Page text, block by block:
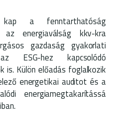
a fenntarthatóság
az energiaválság kkv-kra
gazdaság gyakorlati
ESG-hez kapcsolódó
is. Külön előadás foglalkozik
energetikai auditot és a
energiamegtakarítássá